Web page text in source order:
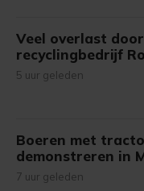
Veel overlast
recyclingbedrijf
5 uur geleden
Boeren met
demonstreren in
7 uur geleden